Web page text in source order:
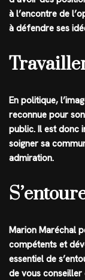
à l’encontre de
à défendre ses
En politique,
reconnue pour
public. Il est donc
soigner sa
admiration.
Marion Maréchal
compétents et
essentiel de
de vous